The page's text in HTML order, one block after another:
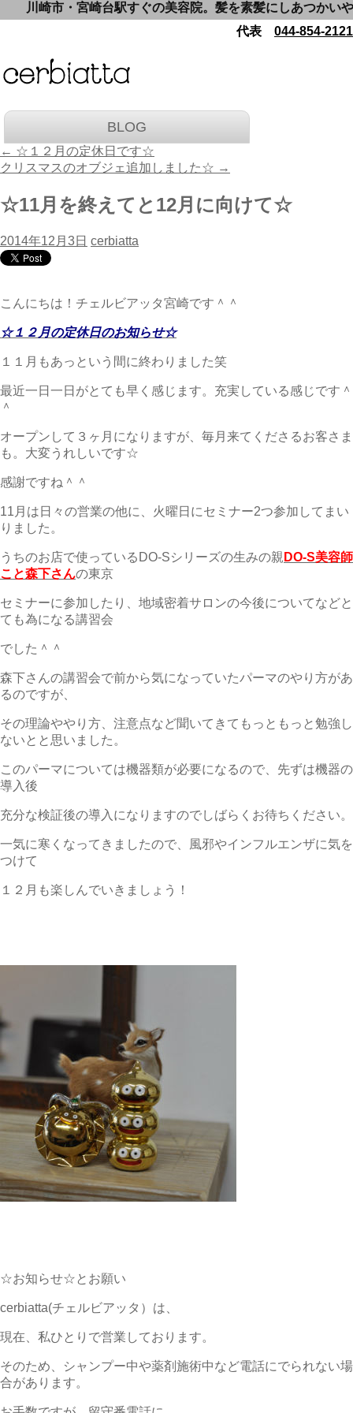
川崎市・宮崎台駅すぐの美容院。髪を素髪にしあつかいや
代表 044-854-2121
BLOG
← ☆１２月の定休日です☆
クリスマスのオブジェ追加しました☆ →
☆11月を終えてと12月に向けて☆
2014年12月3日 cerbiatta
こんにちは！チェルビアッタ宮崎です＾＾
☆１２月の定休日のお知らせ☆
１１月もあっという間に終わりました笑
最近一日一日がとても早く感じます。充実している感じです＾
＾
オープンして３ヶ月になりますが、毎月来てくださるお客さま
も。大変うれしいです☆
感謝ですね＾＾
11月は日々の営業の他に、火曜日にセミナー2つ参加してまい
りました。
うちのお店で使っているDO-Sシリーズの生みの親 DO-S美容師
こと森下さんの東京
セミナーに参加したり、地域密着サロンの今後についてなどと
ても為になる講習会
でした＾＾
森下さんの講習会で前から気になっていたパーマのやり方があ
るのですが、
その理論ややり方、注意点など聞いてきてもっともっと勉強し
ないとと思いました。
このパーマについては機器類が必要になるので、先ずは機器の
導入後
充分な検証後の導入になりますのでしばらくお待ちください。
一気に寒くなってきましたので、風邪やインフルエンザに気を
つけて
１２月も楽しんでいきましょう！
☆お知らせ☆とお願い
cerbiatta(チェルビアッタ）は、
現在、私ひとりで営業しております。
そのため、シャンプー中や薬剤施術中など電話にでられない場
合があります。